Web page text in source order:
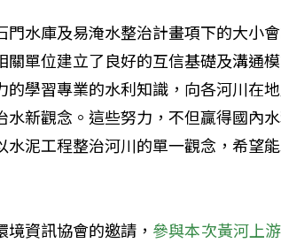
水庫及易淹水整治計畫項下的大小
單位建立了良好的互信基礎及溝通
學習專業的水利知識，向各河川在
新觀念。這些努力，不但贏得國內
泥工程整治河川的單一觀念，希望
資訊協會的邀請， 參與本次黃河上